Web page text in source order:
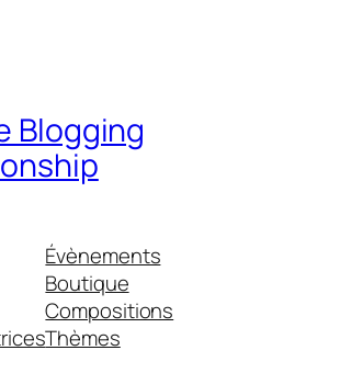
Blogging
Évènements
Boutique
Compositions
Thèmes